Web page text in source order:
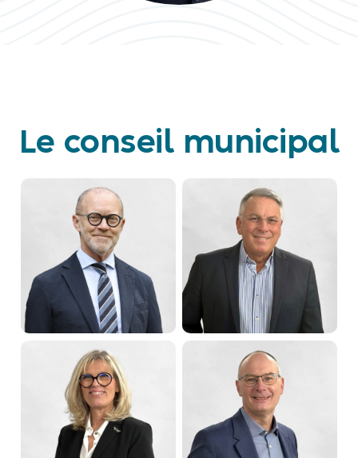
Le conseil municipal
Marc ZINGRAFF
Maire de Sarreguemines
Jean-Marc
SCHWARTZ
Premier adjoint